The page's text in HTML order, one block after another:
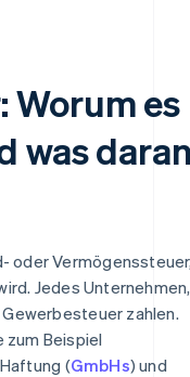
Worum es
was
oder
Jedes Unternehmen,
zahlen.
zum Beispiel
(GmbHs) und